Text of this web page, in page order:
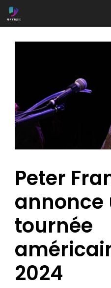
Aller
au
Peter
annonce
tournée
2024